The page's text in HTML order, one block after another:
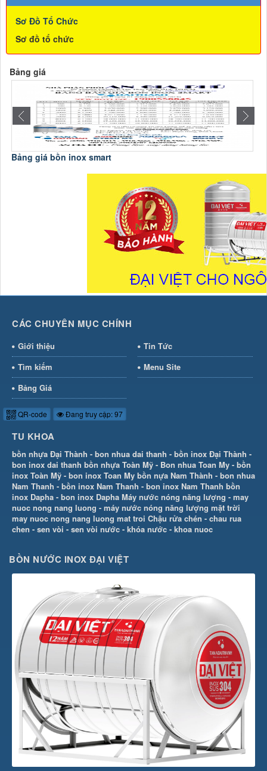
Sơ Đồ Tổ Chức
Sơ đồ tổ chức
Bảng giá
Bảng giá bồn inox smart
CÁC CHUYÊN MỤC CHÍNH
Giới thiệu
Tin Tức
Tìm kiếm
Menu Site
Bảng Giá
QR-code Đang truy cập: 97
TU KHOA
bồn nhựa Đại Thành - bon nhua dai thanh - bồn inox Đại Thành -
bon inox dai thanh bồn nhựa Toàn Mỹ - Bon nhua Toan My - bồn
inox Toàn Mỹ - bon inox Toan My bồn nựa Nam Thành - bon nhua
Nam Thanh - bồn inox Nam Thanh - bon inox Nam Thanh bồn
inox Dapha - bon inox Dapha Máy nước nóng năng lượng - may
nuoc nong nang luong - máy nước nóng năng lượng mặt trời
may nuoc nong nang luong mat troi Chậu rửa chén - chau rua
chen - sen vòi - sen vòi nước - khóa nước - khoa nuoc
BỒN NƯỚC INOX ĐẠI VIỆT